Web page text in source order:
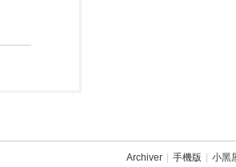
Archiver 手機版 小黑